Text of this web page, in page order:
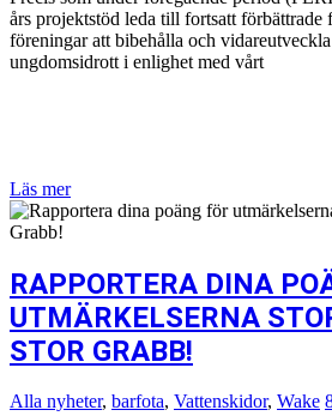
års projektstöd leda till fortsatt förbättrade
föreningar att bibehålla och
ungdomsidrott i enlighet med vårt
Läs mer
RAPPORTERA DINA
UTMÄRKELSERNA
STOR GRABB!
Alla nyheter, barfota, Vattenskidor, Wake